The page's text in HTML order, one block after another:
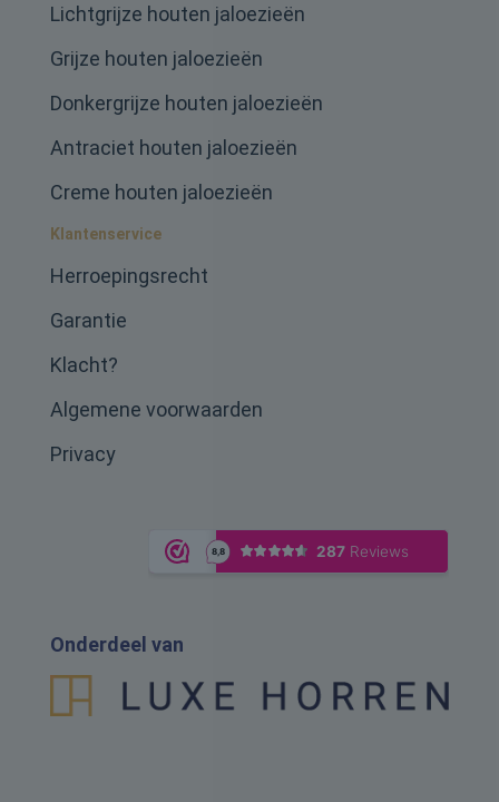
Lichtgrijze houten jaloezieën
Grijze houten jaloezieën
Donkergrijze houten jaloezieën
Antraciet houten jaloezieën
Creme houten jaloezieën
Klantenservice
Herroepingsrecht
Garantie
Klacht?
Algemene voorwaarden
Privacy
Onderdeel van